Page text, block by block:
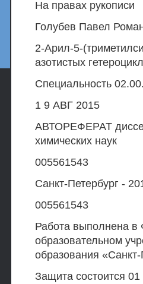
На правах рукописи
Голубев Павел
2-Арил-5-
азотистых
Специальность
1 9 АВГ 2015
АВТОРЕФЕРАТ
химических наук
005561543
Санкт-Петербург -
005561543
Работа выполнена в
образовательном
образования «Санкт-
Защита состоится